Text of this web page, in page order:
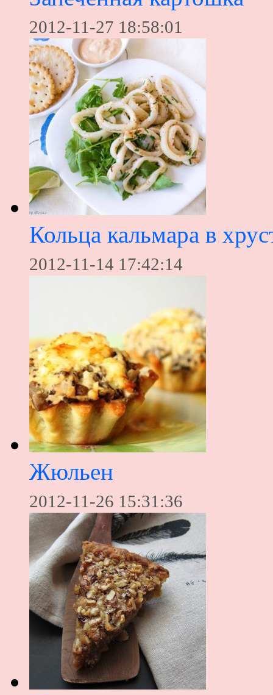
2012-11-27 18:58:01
Кольца кальмара в
2012-11-14 17:42:14
Жюльен
2012-11-26 15:31:36